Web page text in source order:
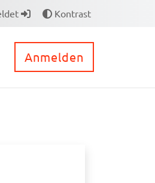
Kontrast
Anmelden